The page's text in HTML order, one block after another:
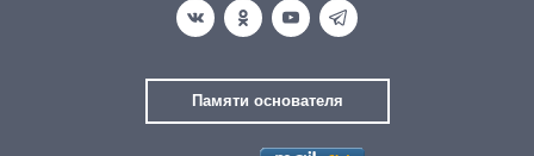
Памяти основателя